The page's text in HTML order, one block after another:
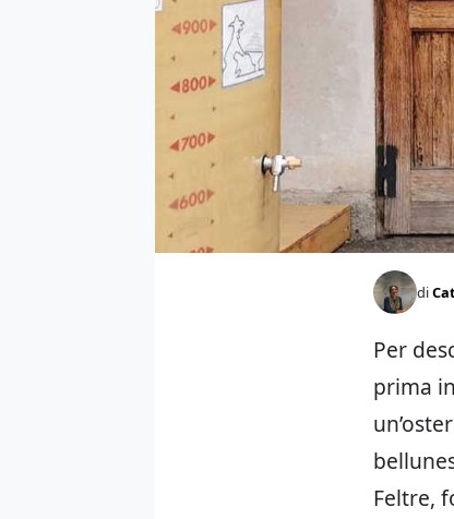
di
Per
prima
Feltre,